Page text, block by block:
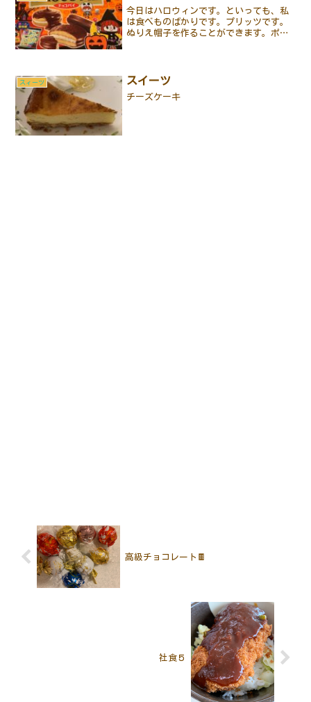
今日はハロウィンです。といっても、私
は食べものばかりです。プリッツです。
ぬりえ帽子を作ることができます。ポッ
スター＆ストロー飾りです...
スィーツ スイーツ
チーズケーキ
高級チョコレート🍫
社食５